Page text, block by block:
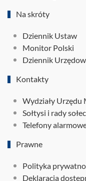
Na skróty
Dziennik Ustaw
Monitor Polski
Dziennik
Kontakty
Wydziały Urzędu
Sołtysi i rady
Telefony
Prawne
Polityka
Deklaracja